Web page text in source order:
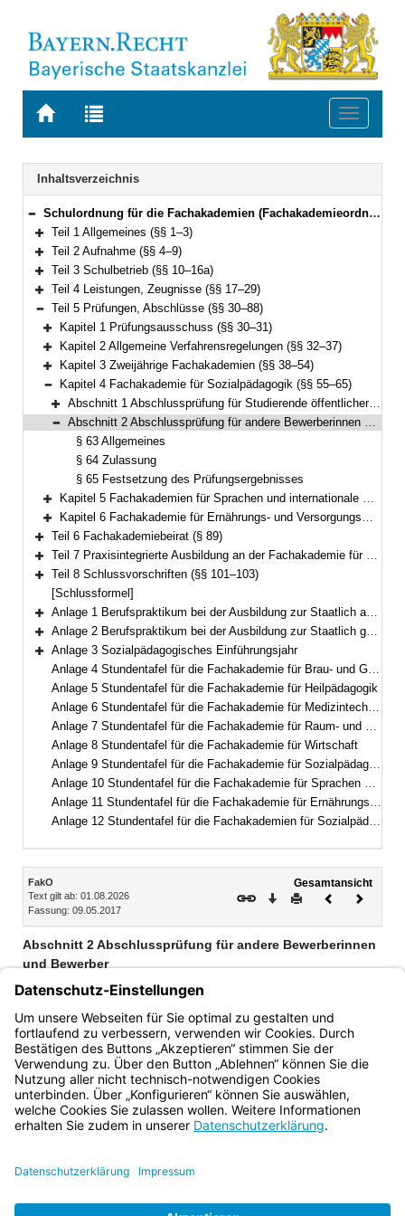
Zur
BAYERN.RECHT
Zur
letzten
Suche
Toggle
Navigation
Inhaltsverzeichnis
Bereich reduzieren
Schulordnung für die Fachakademien (Fachakademieordnung – FakO) Vom 9. Mai 2017 (GVBl. S. 118) BayRS 2236-9-1-4-K (§§ 1–103)
Bereich erweitern
Teil 1 Allgemeines (§§ 1–3)
Bereich erweitern
Teil 2 Aufnahme (§§ 4–9)
Bereich erweitern
Teil 3 Schulbetrieb (§§ 10–16a)
Bereich erweitern
Teil 4 Leistungen, Zeugnisse (§§ 17–29)
Bereich reduzieren
Teil 5 Prüfungen, Abschlüsse (§§ 30–88)
Bereich erweitern
Kapitel 1 Prüfungsausschuss (§§ 30–31)
Bereich erweitern
Kapitel 2 Allgemeine Verfahrensregelungen (§§ 32–37)
Bereich erweitern
Kapitel 3 Zweijährige Fachakademien (§§ 38–54)
Bereich reduzieren
Kapitel 4 Fachakademie für Sozialpädagogik (§§ 55–65)
Bereich erweitern
Abschnitt 1 Abschlussprüfung für Studierende öffentlicher und staatlich anerkannter Fachakademien (§§ 55–62)
Bereich reduzieren
Abschnitt 2 Abschlussprüfung für andere Bewerberinnen und Bewerber (§§ 63–65)
§ 63 Allgemeines
§ 64 Zulassung
§ 65 Festsetzung des Prüfungsergebnisses
Bereich erweitern
Kapitel 5 Fachakademien für Sprachen und internationale Kommunikation (§§ 66–76)
Bereich erweitern
Kapitel 6 Fachakademie für Ernährungs- und Versorgungsmanagement (§§ 77–88)
Bereich erweitern
Teil 6 Fachakademiebeirat (§ 89)
Bereich erweitern
Teil 7 Praxisintegrierte Ausbildung an der Fachakademie für Sozialpädagogik (§§ 90–100)
Bereich erweitern
Teil 8 Schlussvorschriften (§§ 101–103)
[Schlussformel]
Bereich erweitern
Anlage 1 Berufspraktikum bei der Ausbildung zur Staatlich anerkannten Erzieherin und zum Staatlich anerkannten Erzieher
Bereich erweitern
Anlage 2 Berufspraktikum bei der Ausbildung zur Staatlich geprüften Betriebswirtin für Ernährungs- und Versorgungsmanagement und zum Staatlich geprüften Betriebswirt für Ernährungs- und Versorgungsmanagement
Bereich erweitern
Anlage 3 Sozialpädagogisches Einführungsjahr
Anlage 4 Stundentafel für die Fachakademie für Brau- und Getränketechnologie
Anlage 5 Stundentafel für die Fachakademie für Heilpädagogik
Anlage 6 Stundentafel für die Fachakademie für Medizintechnik
Anlage 7 Stundentafel für die Fachakademie für Raum- und Objektdesign
Anlage 8 Stundentafel für die Fachakademie für Wirtschaft
Anlage 9 Stundentafel für die Fachakademie für Sozialpädagogik
Anlage 10 Stundentafel für die Fachakademie für Sprachen und internationale Kommunikation
Anlage 11 Stundentafel für die Fachakademie für Ernährungs- und Versorgungsmanagement
Anlage 12 Stundentafel für die Fachakademien für Sozialpädagogik (praxisintegrierte Ausbildung)
Inhalt
FakO
Text gilt ab: 01.08.2026
Fassung: 09.05.2017
Gesamtansicht
Download
DruckenVorheriges
Abschnitt 2 Abschlussprüfung für andere Bewerberinnen
und Bewerber
§ 63 Allgemeines
§ 64 Zulassung
§ 65 Festsetzung des Prüfungsergebnisses
Bayern.de
BayernPortal
Impressum